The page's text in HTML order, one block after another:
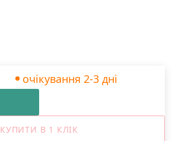
очікування 2-3 дні
КУПИТИ В 1 КЛІК